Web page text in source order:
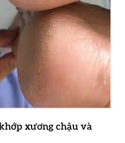
xương chậu và